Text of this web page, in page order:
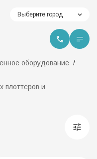
Выберите город
оборудование
плоттеров и